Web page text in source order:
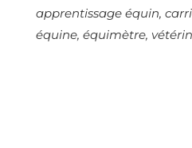
apprentissage équin,
équine, équimètre,